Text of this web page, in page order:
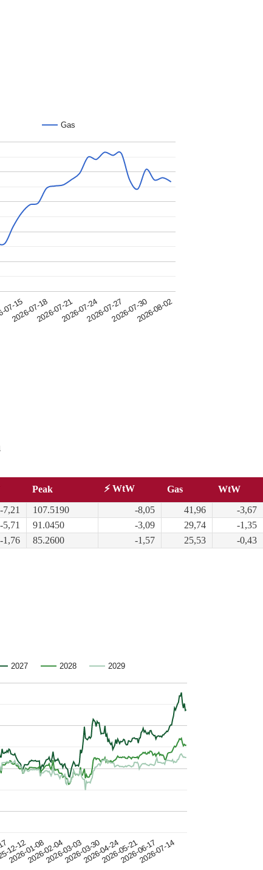
Gas
15
2026-07-182026-07-212026-07-242026-07-272026-07-302026-08-02
Peak ⚡ WtW Gas
WtW
-7,21 107.5190 -8,05 41,96
-3,67
-5,71 91.0450 -3,09 29,74
-1,35
-1,76 85.2600 -1,57 25,53 -0,43
2027 2028 2029
12-12
2026-01-082026-02-042026-03-032026-03-302026-04-242026-05-212026-06-17
2026-07-14